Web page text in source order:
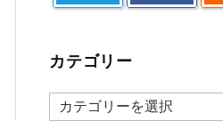
カテゴリー
カ